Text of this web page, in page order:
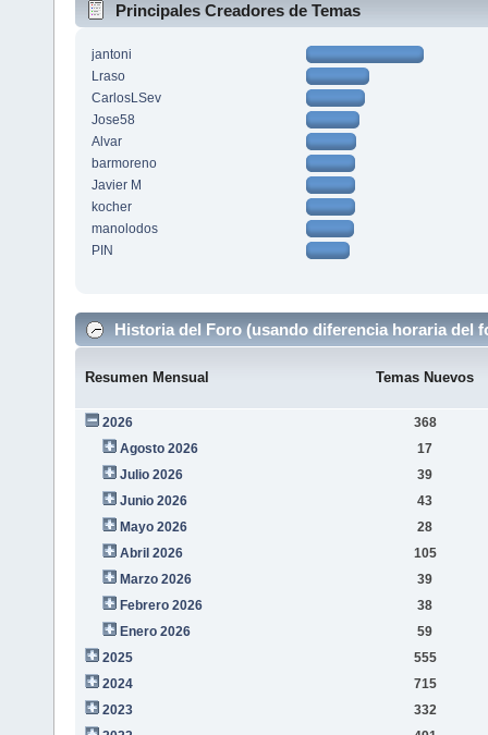
Principales Creadores de Temas
jantoni
Lraso
CarlosLSev
Jose58
Alvar
barmoreno
Javier M
kocher
manolodos
PIN
Historia del Foro (usando diferencia horaria del
Resumen Mensual Temas Nuevos
2026
368
Agosto 2026
17
Julio 2026
39
Junio 2026
43
Mayo 2026
28
Abril 2026
105
Marzo 2026
39
Febrero 2026
38
Enero 2026
59
2025
555
2024
715
2023
332